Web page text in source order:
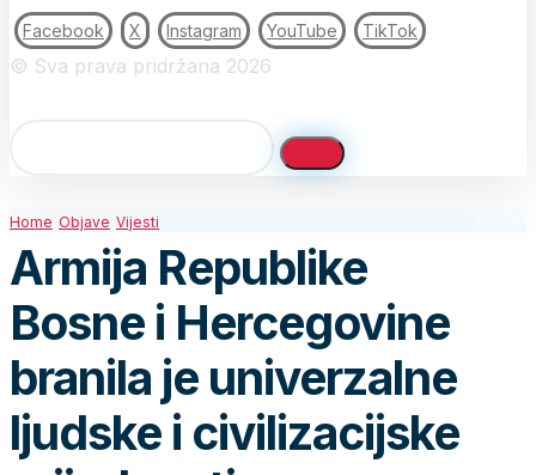
Facebook X Instagram YouTube TikTok
© Sva prava pridržana 2026
Home Objave Vijesti
Armija Republike
Bosne i Hercegovine
branila je univerzalne
ljudske i civilizacijske